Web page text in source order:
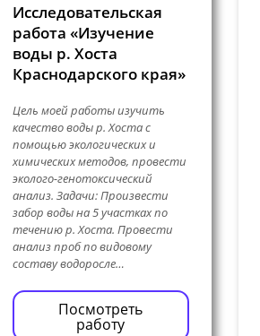
Исследовательская
работа «Изучение
воды р. Хоста
Краснодарского края»
Цель моей работы изучить
качество воды р. Хоста с
помощью экологических и
химических методов, провести
эколого-генотоксический
анализ. Задачи: Произвести
забор воды на 5 участках по
течению р. Хоста. Провести
анализ проб по видовому
составу водоросле…
Посмотреть
работу